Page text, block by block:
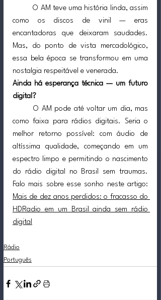
	O AM teve uma história linda, assim
como os discos de vinil — eras
encantadoras que deixaram saudades.
Mas, do ponto de vista mercadológico,
essa bela época se transformou em uma
nostalgia respeitável e venerada.
Ainda há esperança técnica — um futuro
digital?
O AM pode até voltar um dia, mas
como faixa para rádios digitais. Seria o
melhor retorno possível: com áudio de
altíssima qualidade, começando em um
espectro limpo e permitindo o nascimento
do rádio digital no Brasil sem traumas.
Mais de dez anos perdidos: o fracasso do
HDRadio em um Brasil ainda sem rádio
digital
Rádio
Português